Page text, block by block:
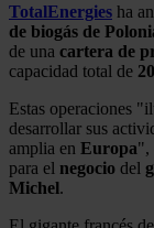
TotalEnergies ha
de biogás de
de una cartera de
capacidad total de
Estas operaciones
desarrollar sus
amplia en Europa",
para el negocio del
Michel.